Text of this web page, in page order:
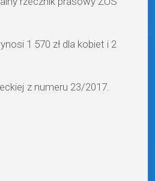
1 570 zł dla kobiet i 2
z numeru 23/2017.